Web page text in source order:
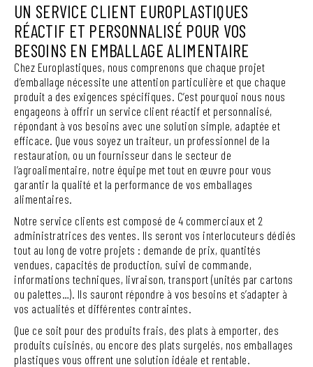
UN SERVICE CLIENT EUROPLASTIQUES
RÉACTIF ET PERSONNALISÉ POUR VOS
BESOINS EN EMBALLAGE ALIMENTAIRE
Chez Europlastiques, nous comprenons que chaque projet
d’emballage nécessite une attention particulière et que chaque
produit a des exigences spécifiques. C’est pourquoi nous nous
engageons à offrir un service client réactif et personnalisé,
répondant à vos besoins avec une solution simple, adaptée et
efficace. Que vous soyez un traiteur, un professionnel de la
restauration, ou un fournisseur dans le secteur de
l’agroalimentaire, notre équipe met tout en œuvre pour vous
garantir la qualité et la performance de vos emballages
alimentaires.
Notre service clients est composé de 4 commerciaux et 2
administratrices des ventes. Ils seront vos interlocuteurs dédiés
tout au long de votre projets : demande de prix, quantités
vendues, capacités de production, suivi de commande,
informations techniques, livraison, transport (unités par cartons
ou palettes…). Ils sauront répondre à vos besoins et s’adapter à
vos actualités et différentes contraintes.
Que ce soit pour des produits frais, des plats à emporter, des
produits cuisinés, ou encore des plats surgelés, nos emballages
plastiques vous offrent une solution idéale et rentable.